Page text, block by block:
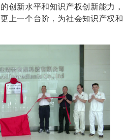
创新水平和知识产权创新能力，
上一个台阶，为社会知识产权和